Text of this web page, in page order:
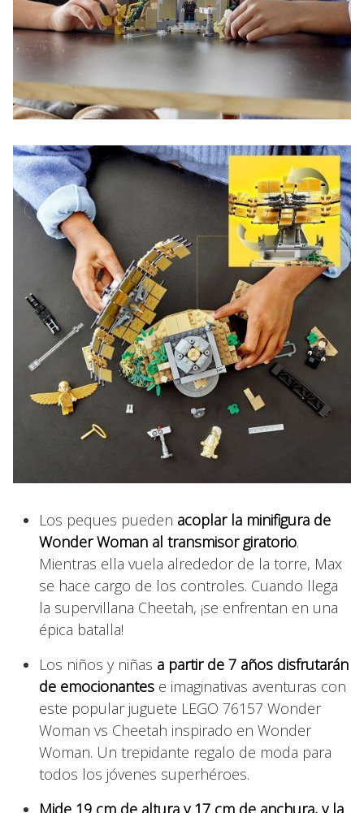
Los peques pueden acoplar la minifigura de
Wonder Woman al transmisor giratorio.
Mientras ella vuela alrededor de la torre, Max
se hace cargo de los controles. Cuando llega
la supervillana Cheetah, ¡se enfrentan en una
épica batalla!
Los niños y niñas a partir de 7 años disfrutarán
de emocionantes e imaginativas aventuras con
este popular juguete LEGO 76157 Wonder
Woman vs Cheetah inspirado en Wonder
Woman. Un trepidante regalo de moda para
todos los jóvenes superhéroes.
Mide 19 cm de altura y 17 cm de anchura, y la